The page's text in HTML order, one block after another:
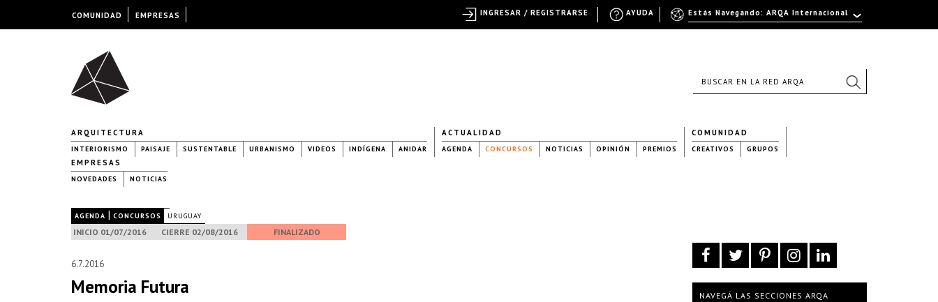
ARQUITECTURA
INTERIORISMO PAISAJE SUSTENTABLE URBANISMO VIDEOS INDÍGENA ANIDAR
ACTUALIDAD
AGENDA CONCURSOS NOTICIAS OPINIÓN PREMIOS
COMUNIDAD
CREATIVOS GRUPOS
EMPRESAS
NOVEDADES NOTICIAS
AGENDA | CONCURSOS URUGUAY
INICIO 01/07/2016 CIERRE 02/08/2016 FINALIZADO
6.7.2016
Memoria Futura NAVEGÁ LAS SECCIONES ARQA
COMUNIDAD EMPRESAS Estás Navegando: ARQA Internacional
AYUDA
INGRESAR / REGISTRARSE